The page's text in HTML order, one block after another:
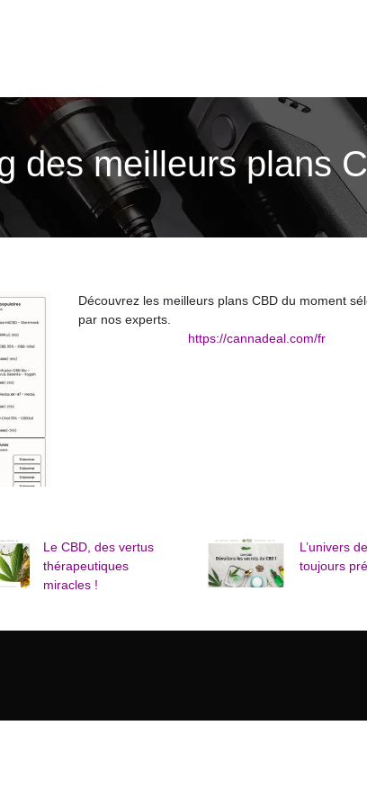
des meilleurs plans
Découvrez les meilleurs plans CBD du moment
par nos experts.
https://cannadeal.com/fr
Le CBD, des vertus
thérapeutiques
miracles !
L’univers
toujours